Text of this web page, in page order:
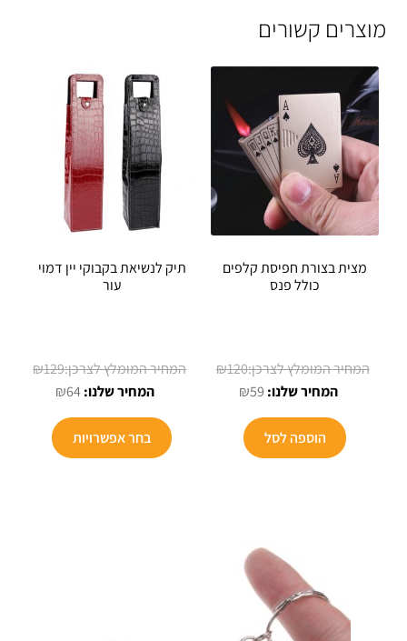
מוצרים קשורים
מצית בצורת חפיסת קלפים
כולל פנס
₪120 המחיר
₪59
הוספה לסל
תיק לנשיאת בקבוקי יין דמוי
עור
₪129
₪64 המחיר
הוא:
בחר אפשרויות